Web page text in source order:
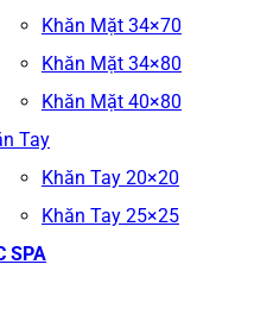
Khăn Mặt 34×70
Khăn Mặt 34×80
Khăn Mặt 40×80
Tay
Khăn Tay 20×20
Khăn Tay 25×25
SPA